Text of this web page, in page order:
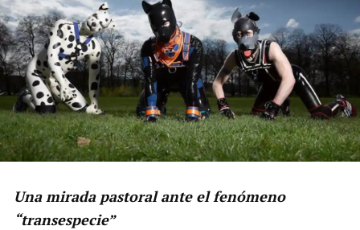
Una mirada pastoral ante el fenómeno
“transespecie”